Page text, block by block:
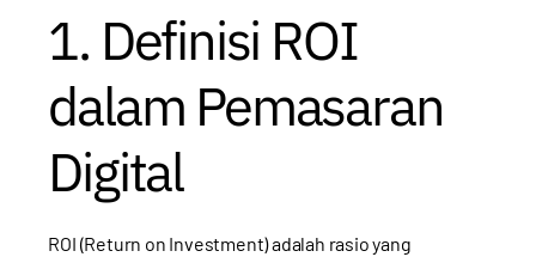
1. Definisi ROI
dalam Pemasaran
Digital
ROI (Return on Investment) adalah rasio yang